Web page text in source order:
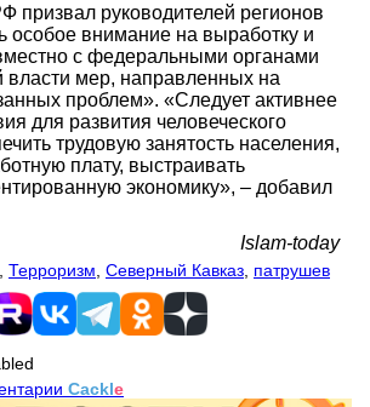
призвал руководителей регионов
особое внимание на выработку и
с федеральными органами
власти мер, направленных на
проблем». «Следует активнее
для развития человеческого
трудовую занятость населения,
плату, выстраивать
экономику», – добавил
Islam-today
Терроризм Северный Кавказ патрушев
Cackle